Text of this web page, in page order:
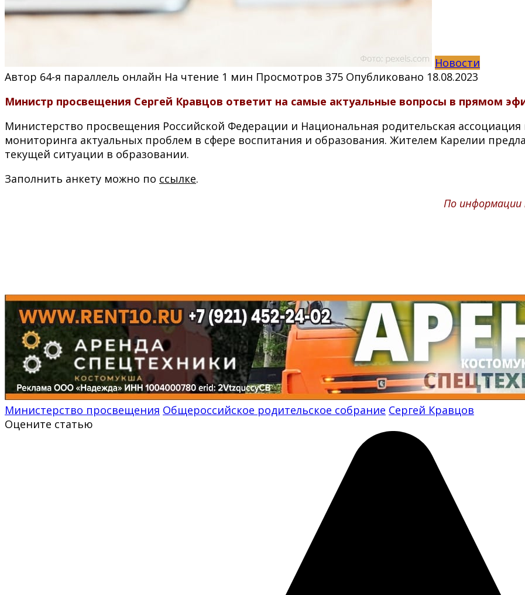
Новости
Автор 64-я параллель онлайн На чтение 1 мин Просмотров 375 Опубликовано 18.08.2023
Министр просвещения Сергей Кравцов ответит на самые актуальные вопросы в прямом
Министерство просвещения Российской Федерации и Национальная родительская
мониторинга актуальных проблем в сфере воспитания и образования. Жителем Карелии
текущей ситуации в образовании.
Заполнить анкету можно по ссылке.
По информации
Министерство просвещения Общероссийское родительское собрание Сергей Кравцов
Оцените статью